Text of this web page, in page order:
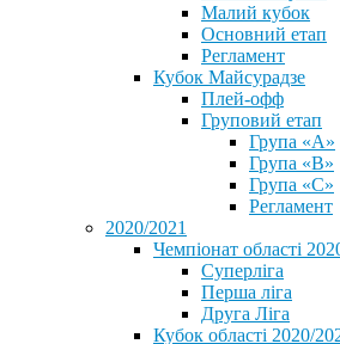
Малий кубок
Основний етап
Регламент
Кубок Майсурадзе
Плей-офф
Груповий етап
Група «А»
Група «B»
Група «C»
Регламент
2020/2021
Чемпіонат області
Суперліга
Перша ліга
Друга Ліга
Кубок області 2020/